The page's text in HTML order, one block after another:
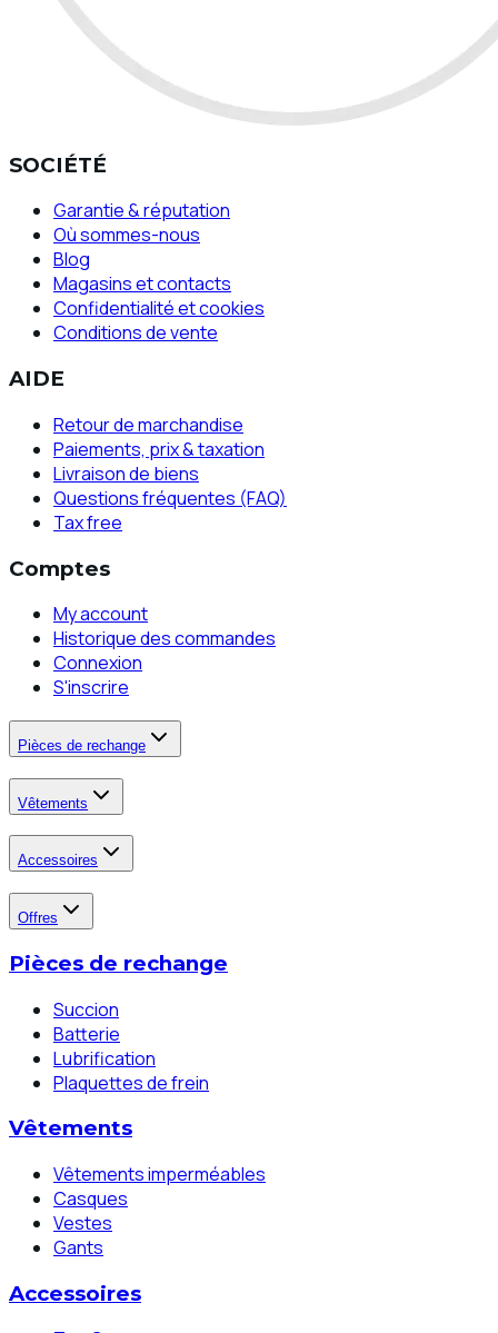
SOCIÉTÉ
Garantie & réputation
Où sommes-nous
Blog
Magasins et contacts
Confidentialité et cookies
Conditions de vente
AIDE
Retour de marchandise
Paiements, prix & taxation
Livraison de biens
Questions fréquentes (FAQ)
Tax free
Comptes
My account
Historique des commandes
Connexion
S'inscrire
Pièces de rechange
Vêtements
Accessoires
Offres
Pièces de rechange
Succion
Batterie
Lubrification
Plaquettes de frein
Vêtements
Vêtements imperméables
Casques
Vestes
Gants
Accessoires